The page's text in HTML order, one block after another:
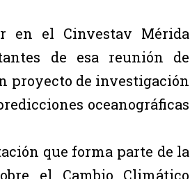
en el Cinvestav Mérida
de esa reunión de
proyecto de investigación
oceanográficas
que forma parte de la
el Cambio Climático